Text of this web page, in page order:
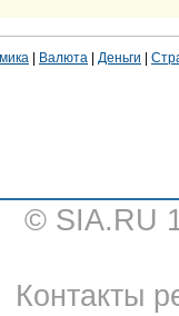
Валюта Деньги
© SIA.RU
Контакты